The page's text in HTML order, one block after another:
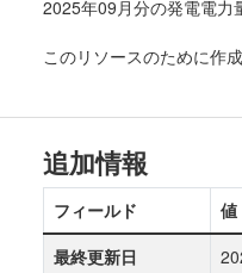
2025年09月分の発電電力
このリソースのために作
追加情報
フィールド
値
最終更新日